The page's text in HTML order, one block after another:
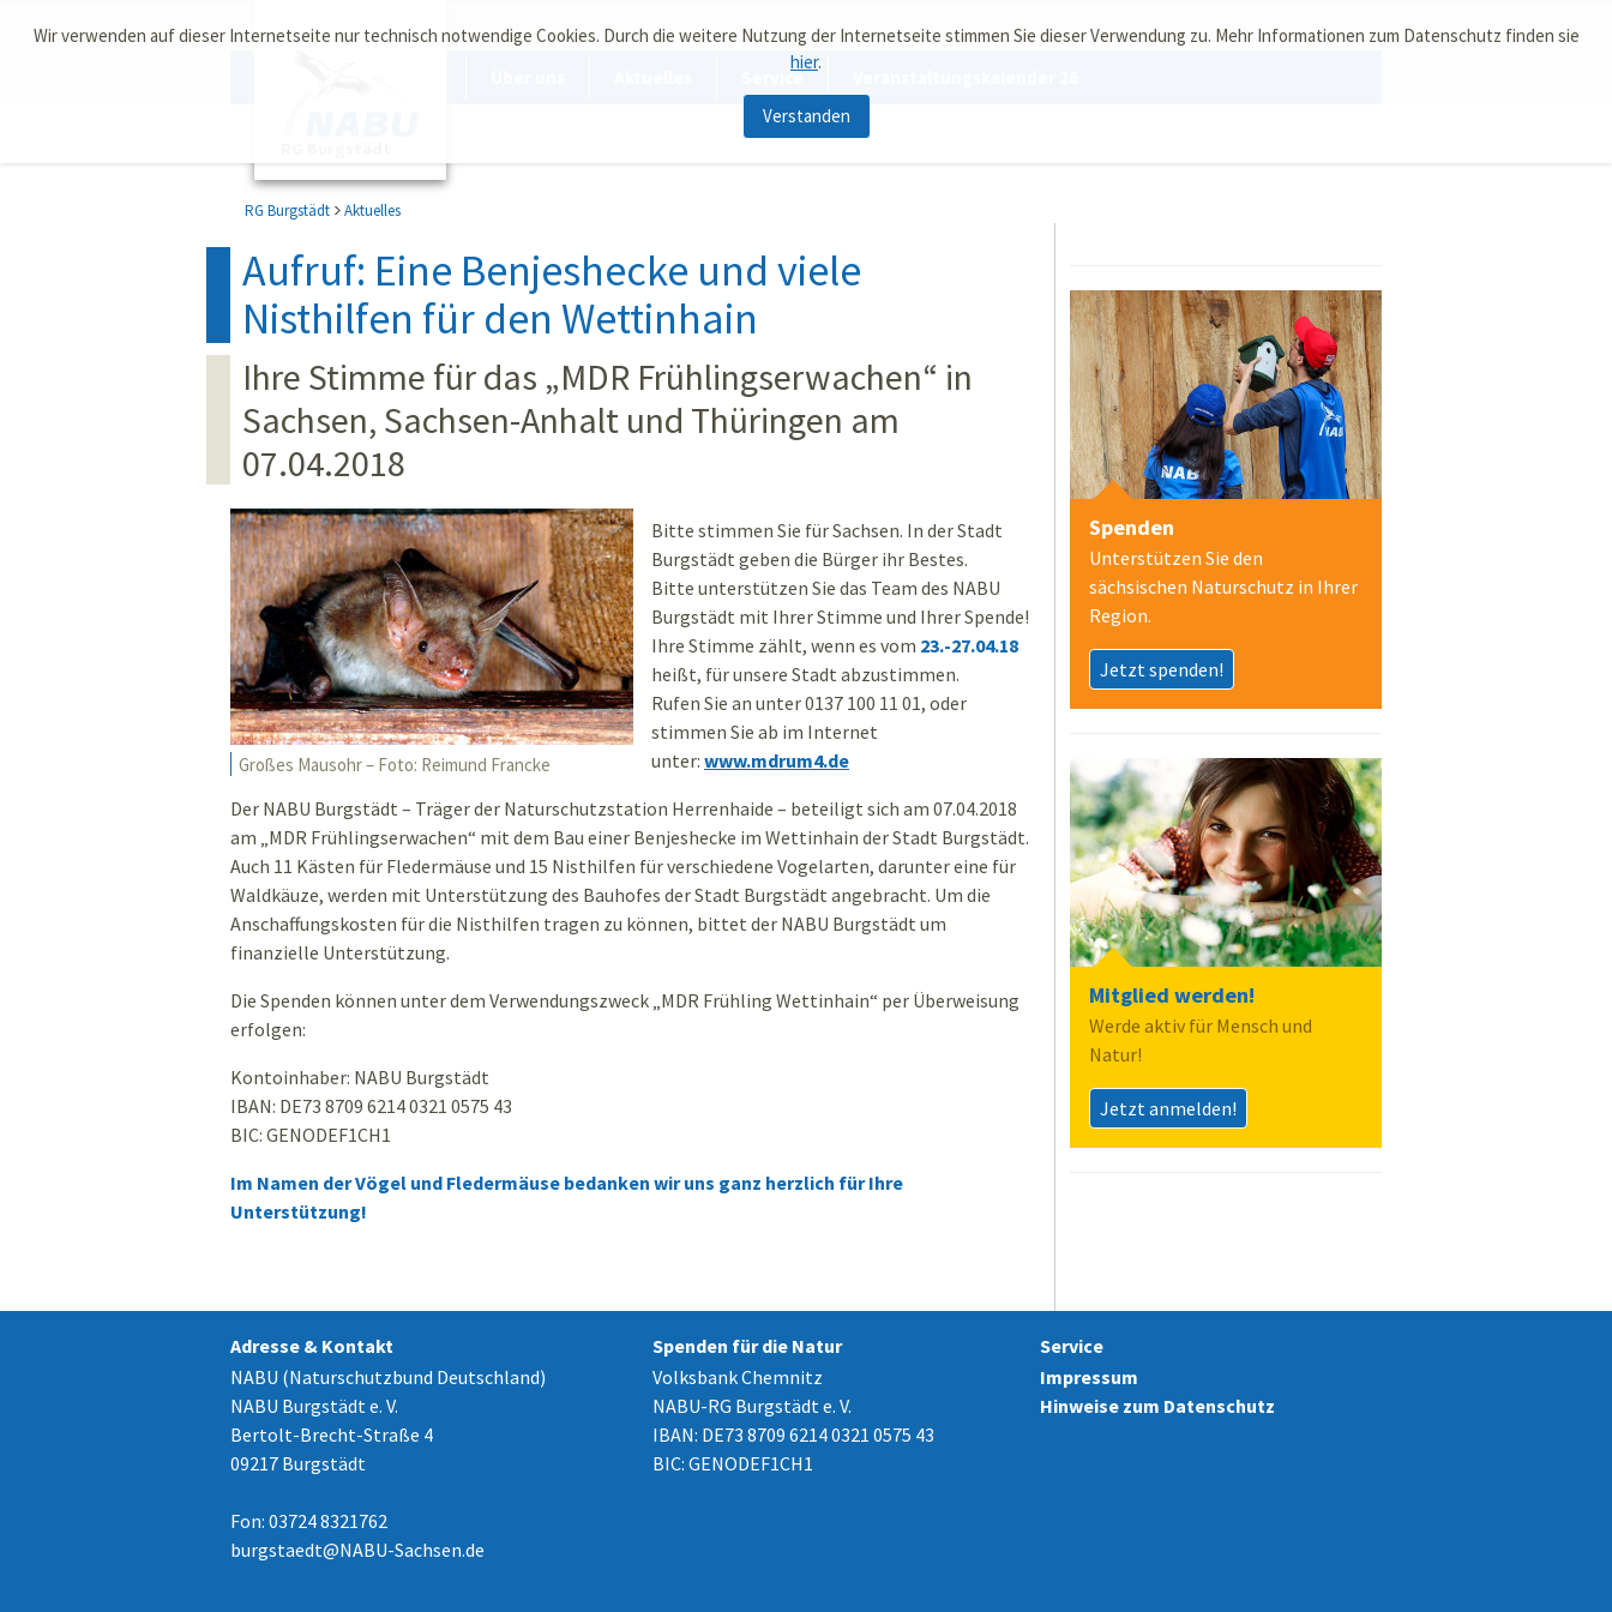
Wir verwenden auf dieser Internetseite nur technisch notwendige Cookies. Durch die weitere Nutzung der Internetseite stimmen Sie dieser Verwendung zu. Mehr Informationen zum Datenschutz finden sie
hier.
Verstanden
Service
RG Burgstädt Aktuelles
Aufruf: Eine Benjeshecke und viele
Nisthilfen für den Wettinhain
Ihre Stimme für das „MDR Frühlingserwachen“ in
Sachsen, Sachsen-Anhalt und Thüringen am
07.04.2018
Großes Mausohr – Foto: Reimund Francke
Bitte stimmen Sie für Sachsen. In der Stadt
Burgstädt geben die Bürger ihr Bestes.
Bitte unterstützen Sie das Team des NABU
Burgstädt mit Ihrer Stimme und Ihrer Spende!
Ihre Stimme zählt, wenn es vom 23.-27.04.18
heißt, für unsere Stadt abzustimmen.
Rufen Sie an unter 0137 100 11 01, oder
stimmen Sie ab im Internet
unter: www.mdrum4.de
Der NABU Burgstädt – Träger der Naturschutzstation Herrenhaide – beteiligt sich am 07.04.2018
am „MDR Frühlingserwachen“ mit dem Bau einer Benjeshecke im Wettinhain der Stadt Burgstädt.
Auch 11 Kästen für Fledermäuse und 15 Nisthilfen für verschiedene Vogelarten, darunter eine für
Waldkäuze, werden mit Unterstützung des Bauhofes der Stadt Burgstädt angebracht. Um die
Anschaffungskosten für die Nisthilfen tragen zu können, bittet der NABU Burgstädt um
finanzielle Unterstützung.
Die Spenden können unter dem Verwendungszweck „MDR Frühling Wettinhain“ per Überweisung
erfolgen:
Kontoinhaber: NABU Burgstädt
IBAN: DE73 8709 6214 0321 0575 43
BIC: GENODEF1CH1
Im Namen der Vögel und Fledermäuse bedanken wir uns ganz herzlich für Ihre
Unterstützung!
Spenden
Unterstützen Sie den
sächsischen Naturschutz in Ihrer
Region.
Jetzt spenden!
Mitglied werden!
Werde aktiv für Mensch und
Natur!
Jetzt anmelden!
Adresse & Kontakt
NABU (Naturschutzbund Deutschland)
NABU Burgstädt e. V.
Bertolt-Brecht-Straße 4
09217 Burgstädt
Fon: 03724 8321762
burgstaedt@NABU-Sachsen.de
Spenden für die Natur
Volksbank Chemnitz
NABU-RG Burgstädt e. V.
IBAN: DE73 8709 6214 0321 0575 43
BIC: GENODEF1CH1
Service
Impressum
Hinweise zum Datenschutz